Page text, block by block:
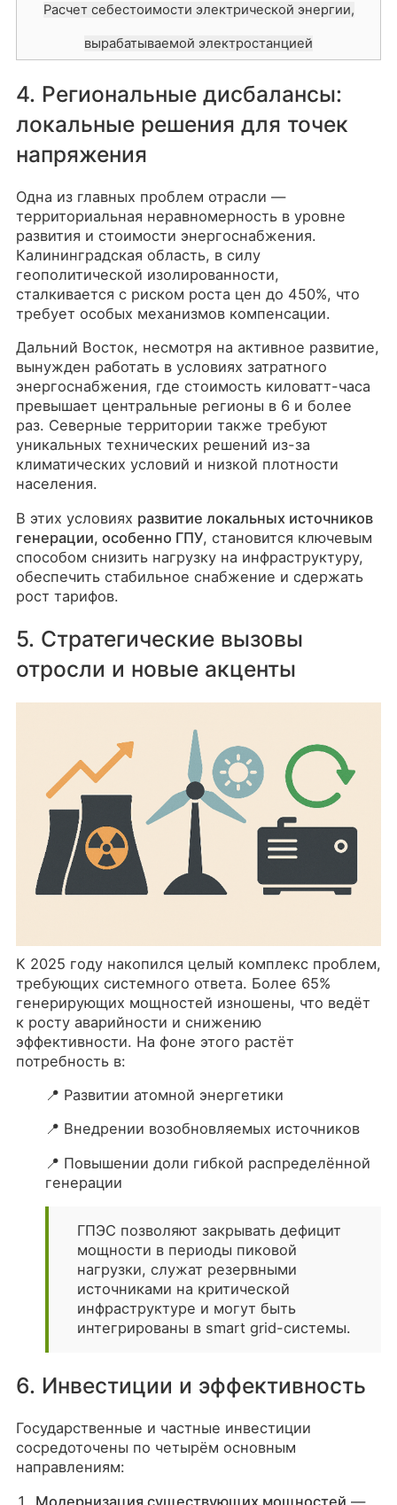
Расчет себестоимости электрической энергии,
вырабатываемой электростанцией
4. Региональные дисбалансы:
локальные решения для точек
напряжения
Одна из главных проблем отрасли —
территориальная неравномерность в уровне
развития и стоимости энергоснабжения.
Калининградская область, в силу
геополитической изолированности,
сталкивается с риском роста цен до 450%, что
требует особых механизмов компенсации.
Дальний Восток, несмотря на активное развитие,
вынужден работать в условиях затратного
энергоснабжения, где стоимость киловатт-часа
превышает центральные регионы в 6 и более
раз. Северные территории также требуют
уникальных технических решений из-за
климатических условий и низкой плотности
населения.
В этих условиях развитие локальных источников
генерации, особенно ГПУ, становится ключевым
способом снизить нагрузку на инфраструктуру,
обеспечить стабильное снабжение и сдержать
рост тарифов.
5. Стратегические вызовы
отросли и новые акценты
К 2025 году накопился целый комплекс проблем,
требующих системного ответа. Более 65%
генерирующих мощностей изношены, что ведёт
к росту аварийности и снижению
эффективности. На фоне этого растёт
потребность в:
📍 Развитии атомной энергетики
📍 Внедрении возобновляемых источников
📍 Повышении доли гибкой распределённой
генерации
ГПЭС позволяют закрывать дефицит
мощности в периоды пиковой
нагрузки, служат резервными
источниками на критической
инфраструктуре и могут быть
интегрированы в smart grid-системы.
6. Инвестиции и эффективность
Государственные и частные инвестиции
сосредоточены по четырём основным
направлениям:
Модернизация существующих мощностей —